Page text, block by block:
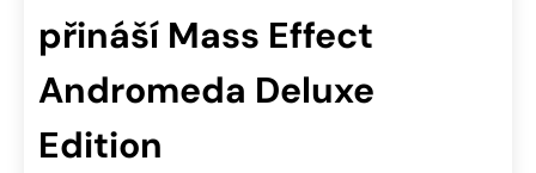
přináší Mass Effect
Andromeda Deluxe
Edition